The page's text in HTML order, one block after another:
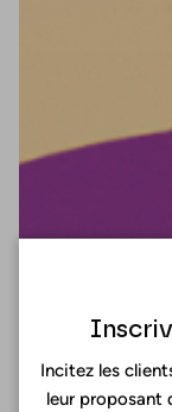
Incitez les
leur proposant